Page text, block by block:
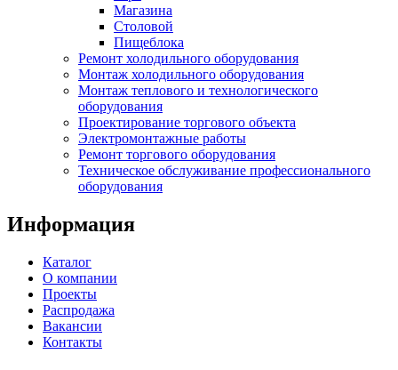
Магазина
Столовой
Пищеблока
Ремонт холодильного оборудования
Монтаж холодильного оборудования
Монтаж теплового и технологического
оборудования
Проектирование торгового объекта
Электромонтажные работы
Ремонт торгового оборудования
Техническое обслуживание профессионального
оборудования
Информация
Каталог
О компании
Проекты
Распродажа
Вакансии
Контакты